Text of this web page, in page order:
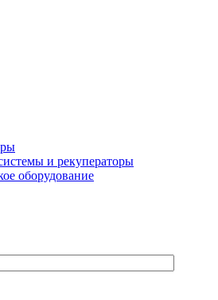
и рекуператоры
оборудование